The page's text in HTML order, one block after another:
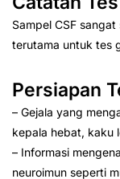
Sampel CSF
terutama untuk tes
Persiapan
– Gejala yang
kepala hebat, kaku
– Informasi
neuroimun seperti